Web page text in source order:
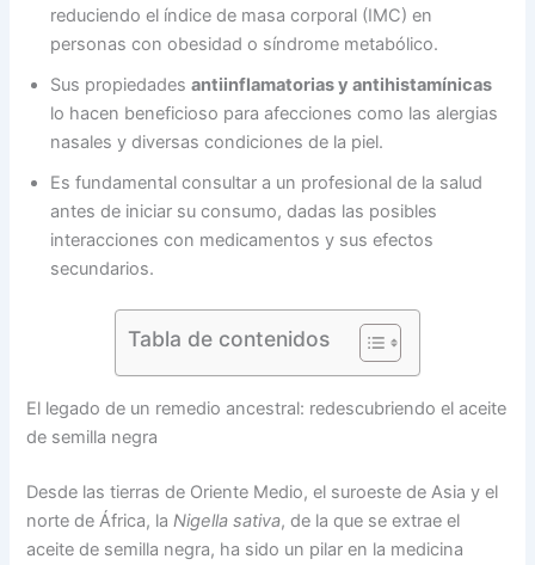
reduciendo el índice de masa corporal (IMC) en
personas con obesidad o síndrome metabólico.
Sus propiedadesantiinflamatorias y antihistamínicas
lo hacen beneficioso para afecciones como las alergias
nasales y diversas condiciones de la piel.
Es fundamental consultar a un profesional de la salud
antes de iniciar su consumo, dadas las posibles
interacciones con medicamentos y sus efectos
secundarios.
Tabla de contenidos
El legado de un remedio ancestral: redescubriendo el aceite
de semilla negra
Desde las tierras de Oriente Medio, el suroeste de Asia y el
norte de África, la Nigella sativa, de la que se extrae el
aceite de semilla negra, ha sido un pilar en la medicina